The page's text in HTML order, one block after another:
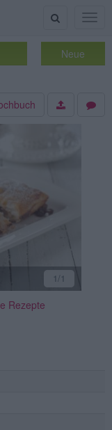
Suche
Neue
1/1
Rezepte